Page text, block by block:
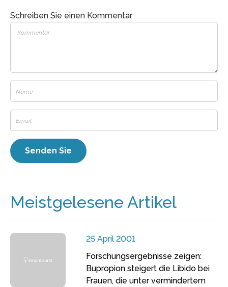
Schreiben Sie einen Kommentar
Meistgelesene Artikel
25 April 2001
Forschungsergebnisse zeigen:
Bupropion steigert die Libido bei
Frauen, die unter vermindertem